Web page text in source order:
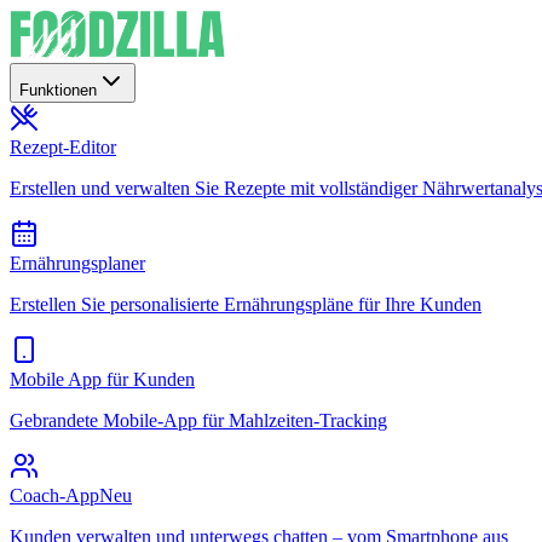
Funktionen
Rezept-Editor
Erstellen und verwalten Sie Rezepte mit vollständiger
Ernährungsplaner
Erstellen Sie personalisierte Ernährungspläne für Ihre Kunden
Mobile App für Kunden
Gebrandete Mobile-App für Mahlzeiten-Tracking
Coach-AppNeu
Kunden verwalten und unterwegs chatten – vom Smartphone aus